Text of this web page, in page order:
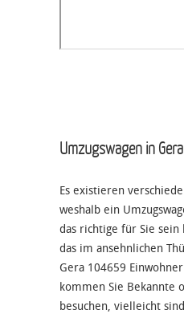
Umzugswagen in Gera
Es existieren
weshalb ein
das richtige für Sie
das im ansehnlichen
Gera 104659
kommen Sie Bekannte
besuchen, vielleicht